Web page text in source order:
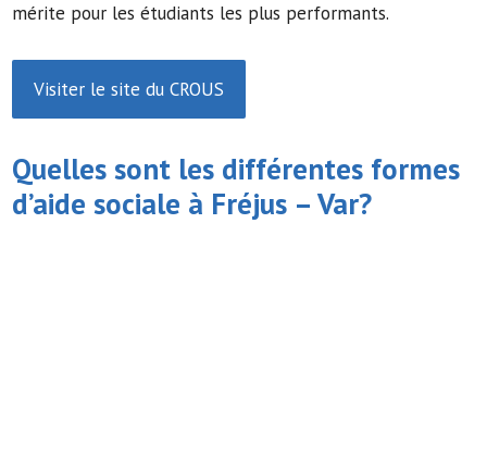
mérite pour les étudiants les plus performants.
Visiter le site du CROUS
Quelles sont les différentes formes
d’aide sociale à Fréjus – Var?